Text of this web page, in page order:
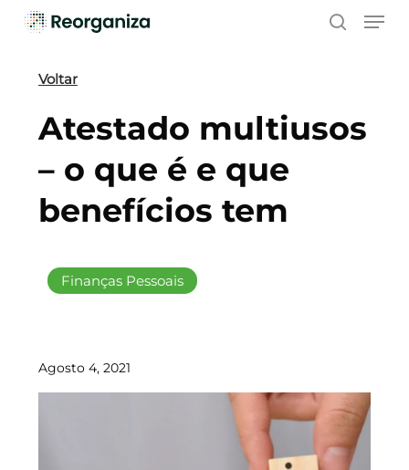
Skip
contentVoltar
Finanças Pessoais
Atestado multiusos
– o que é e que
benefícios tem
Agosto 4, 2021